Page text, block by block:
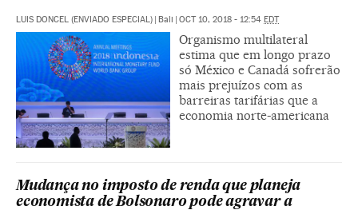
LUIS DONCEL (ENVIADO ESPECIAL) | Bali | OCT 10, 2018 - 12:54 EDT
Organismo multilateral
estima que em longo prazo
só México e Canadá sofrerão
mais prejuízos com as
barreiras tarifárias que a
economia norte-americana
Mudança no imposto de renda que planeja
economista de Bolsonaro pode agravar a